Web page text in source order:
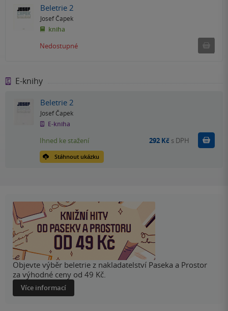
Beletrie 2
Josef Čapek
kniha
Nedostupné
E-knihy
Beletrie 2
Josef Čapek
E-kniha
Stáhnout ukázku
Ihned ke stažení 292 Kč s DPH Koupit
Objevte výběr beletrie z nakladatelství Paseka a Prostor
za výhodné ceny od 49 Kč.
Více informací